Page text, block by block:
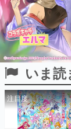
ピッ
電ファミのい
いま
注目度